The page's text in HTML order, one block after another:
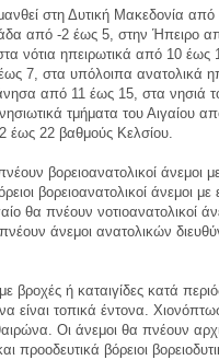
στη Δυτική Μακεδονία
από -2 έως 5, στην Ήπειρο
νότια ηπειρωτικά από 10
7, στα υπόλοιπα ανατολικά
από 11 έως 15, στα νησιά
τμήματα του Αιγαίου
έως 22 βαθμούς Κελσίου.
βορειοανατολικοί άνεμοι
βορειοανατολικοί άνεμοι
θα πνέουν νοτιοανατολικοί
άνεμοι ανατολικών
βροχές ή καταιγίδες κατά
είναι τοπικά έντονα.
Οι άνεμοι θα πνέουν
προοδευτικά βόρειοι